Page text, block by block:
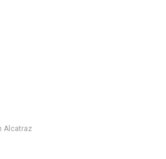
Alcatraz